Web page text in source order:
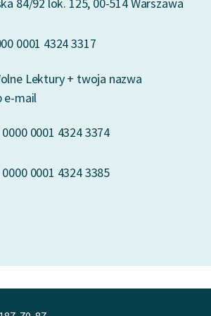
84/92 lok. 125, 00-514 Warszawa
0001 4324 3317
Lektury + twoja nazwa
e-mail
0001 4324 3374
0001 4324 3385